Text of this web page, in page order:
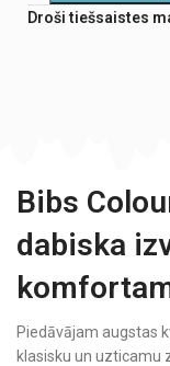
Droši tiešsaistes
Bibs
dabiska
Piedāvājam augstas
klasisku un uzticamu